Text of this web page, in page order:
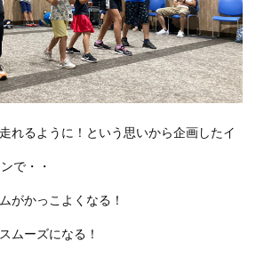
れるように！という思いから企画したイ
で・・
がかっこよくなる！
ムーズになる！